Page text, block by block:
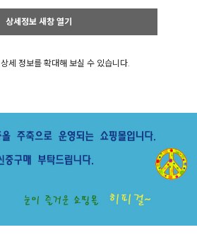
상세정보 새창 열기
상세 정보를 확대해 보실 수 있습니다.